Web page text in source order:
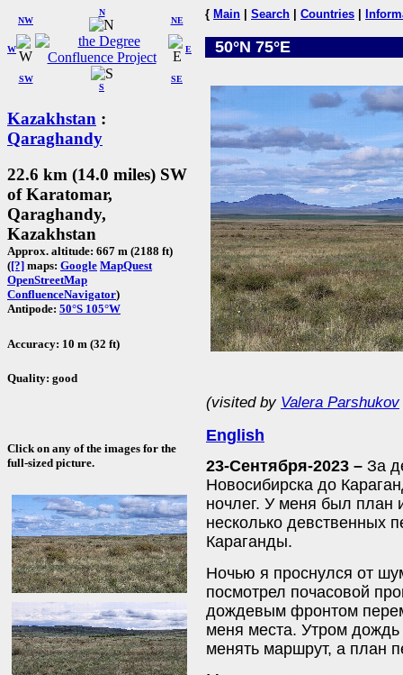
W
NW
N
NE
SW
S
SE
E
Kazakhstan :
Qaraghandy
22.6 km (14.0 miles) SW
of Karatomar,
Qaraghandy,
Kazakhstan
Approx. altitude: 667 m (2188 ft)
([?] maps: Google MapQuest
OpenStreetMap
ConfluenceNavigator)
Antipode: 50°S 105°W
Accuracy: 10 m (32 ft)
Quality: good
Click on any of the images for the
full-sized picture.
{ Main Search Countries
50°N 75°E
(visited by Valera Parshukov
English
23-Сентября-2023 – За
Новосибирска до
ночлег. У меня был план
несколько девственных
Караганды.
Ночью я проснулся от
посмотрел почасовой
дождевым фронтом
меня места. Утром
менять маршрут, а план